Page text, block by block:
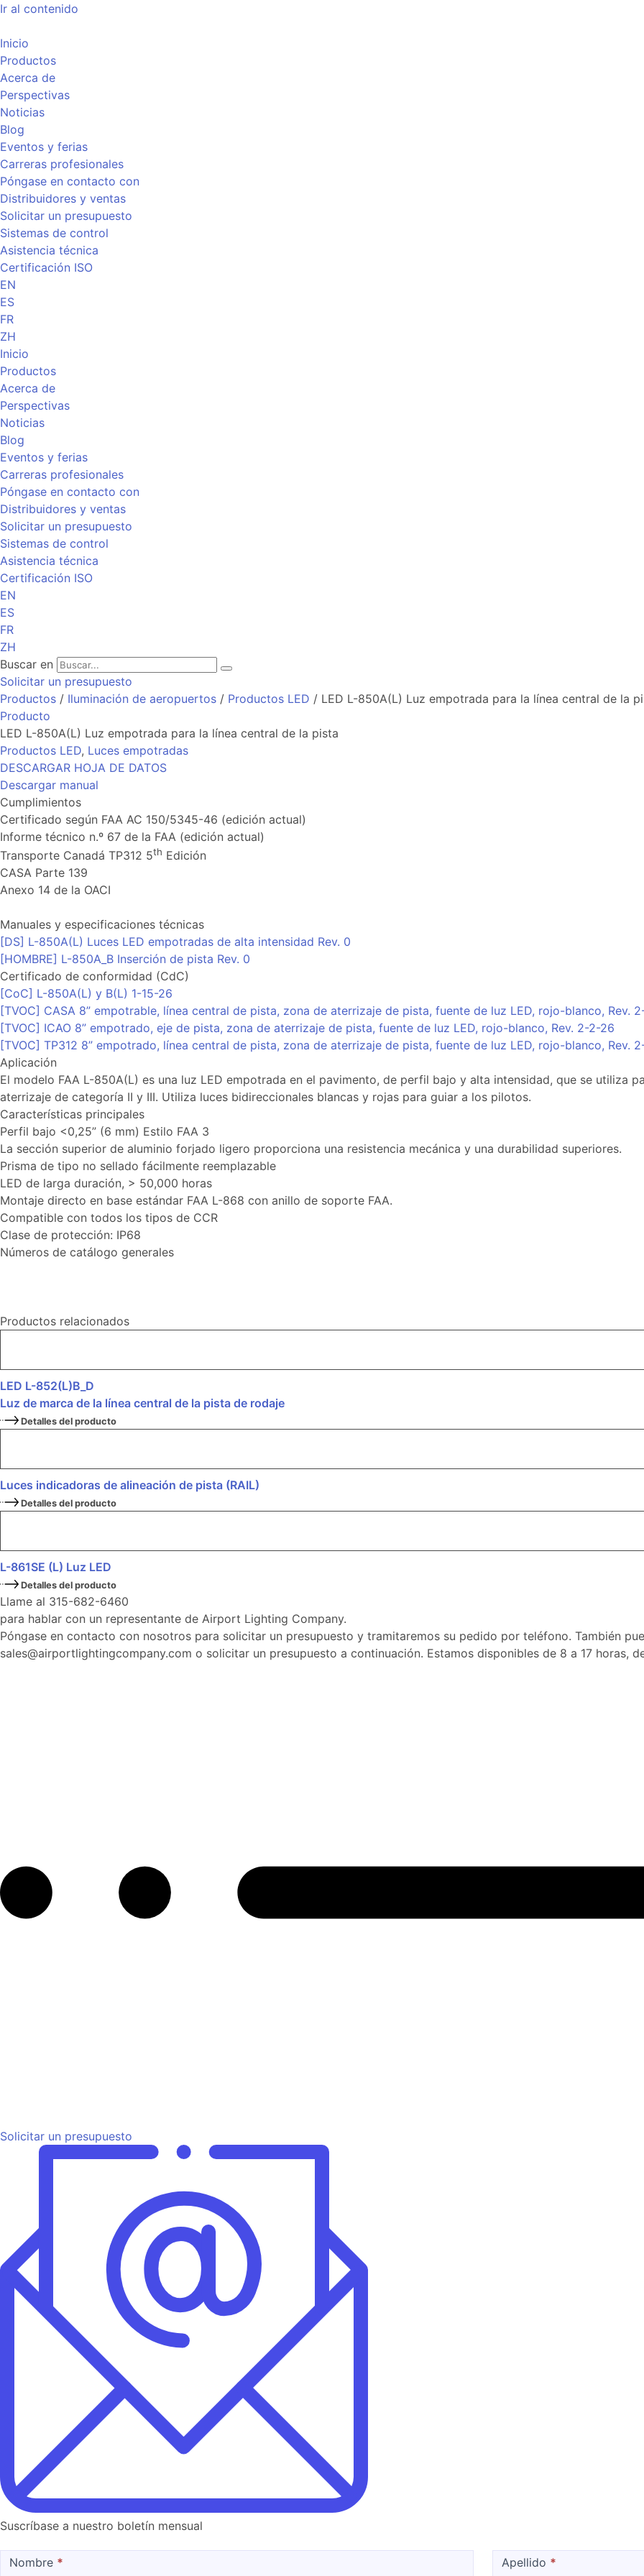
Ir al contenido
Inicio
Productos
Acerca de
Perspectivas
Noticias
Blog
Eventos y ferias
Carreras profesionales
Póngase en contacto con
Distribuidores y ventas
Solicitar un presupuesto
Sistemas de control
Asistencia técnica
Certificación ISO
EN
ES
FR
ZH
Inicio
Productos
Acerca de
Perspectivas
Noticias
Blog
Eventos y ferias
Carreras profesionales
Póngase en contacto con
Distribuidores y ventas
Solicitar un presupuesto
Sistemas de control
Asistencia técnica
Certificación ISO
EN
ES
FR
ZH
Buscar en
Solicitar un presupuesto
Productos / Iluminación de aeropuertos / Productos LED / LED L-850A(L) Luz empotrada para la línea central de la
Producto
LED L-850A(L) Luz empotrada para la línea central de la pista
Productos LED, Luces empotradas
DESCARGAR HOJA DE DATOS
Descargar manual
Cumplimientos
Certificado según FAA AC 150/5345-46 (edición actual)
Informe técnico n.º 67 de la FAA (edición actual)
Transporte Canadá TP312 5th Edición
CASA Parte 139
Anexo 14 de la OACI
Manuales y especificaciones técnicas
[DS] L-850A(L) Luces LED empotradas de alta intensidad Rev. 0
[HOMBRE] L-850A_B Inserción de pista Rev. 0
Certificado de conformidad (CdC)
[CoC] L-850A(L) y B(L) 1-15-26
[TVOC] CASA 8” empotrable, línea central de pista, zona de aterrizaje de pista, fuente de luz LED, rojo-blanco, Rev.
[TVOC] ICAO 8” empotrado, eje de pista, zona de aterrizaje de pista, fuente de luz LED, rojo-blanco, Rev. 2-2-26
[TVOC] TP312 8” empotrado, línea central de pista, zona de aterrizaje de pista, fuente de luz LED, rojo-blanco, Rev.
Aplicación
El modelo FAA L-850A(L) es una luz LED empotrada en el pavimento, de perfil bajo y alta intensidad, que se utiliza
aterrizaje de categoría II y III. Utiliza luces bidireccionales blancas y rojas para guiar a los pilotos.
Características principales
Perfil bajo <0,25” (6 mm) Estilo FAA 3
La sección superior de aluminio forjado ligero proporciona una resistencia mecánica y una durabilidad superiores.
Prisma de tipo no sellado fácilmente reemplazable
LED de larga duración, > 50,000 horas
Montaje directo en base estándar FAA L-868 con anillo de soporte FAA.
Compatible con todos los tipos de CCR
Clase de protección: IP68
Números de catálogo generales
Productos relacionados
LED L-852(L)B_D
Luz de marca de la línea central de la pista de rodaje
Detalles del producto
Luces indicadoras de alineación de pista (RAIL)
Detalles del producto
L-861SE (L) Luz LED
Detalles del producto
Llame al 315-682-6460
para hablar con un representante de Airport Lighting Company.
Póngase en contacto con nosotros para solicitar un presupuesto y tramitaremos su pedido por teléfono. También
sales@airportlightingcompany.com o solicitar un presupuesto a continuación. Estamos disponibles de 8 a 17 horas,
Solicitar un presupuesto
Suscríbase a nuestro boletín mensual
Nombre * Apellido *